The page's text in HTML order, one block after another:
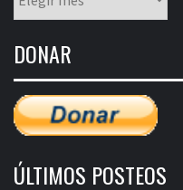
mensual
entradas
DONAR
ÚLTIMOS POSTEOS